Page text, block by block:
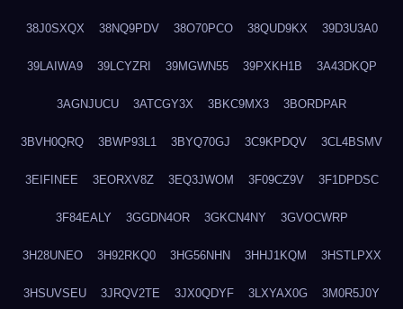
38J0SXQX 38NQ9PDV 38O70PCO 38QUD9KX 39D3U3A0
39LAIWA9 39LCYZRI 39MGWN55 39PXKH1B 3A43DKQP
3AGNJUCU 3ATCGY3X 3BKC9MX3 3BORDPAR
3BVH0QRQ 3BWP93L1 3BYQ70GJ 3C9KPDQV 3CL4BSMV
3EIFINEE 3EORXV8Z 3EQ3JWOM 3F09CZ9V 3F1DPDSC
3F84EALY 3GGDN4OR 3GKCN4NY 3GVOCWRP
3H28UNEO 3H92RKQ0 3HG56NHN 3HHJ1KQM 3HSTLPXX
3HSUVSEU 3JRQV2TE 3JX0QDYF 3LXYAX0G 3M0R5J0Y